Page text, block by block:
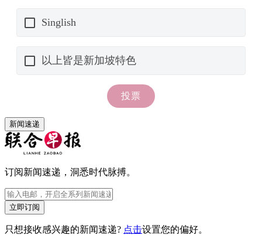
新闻速递
订阅新闻速递，洞悉时代脉搏。
立即订阅
只想接收感兴趣的新闻速递? 点击设置您的偏好。